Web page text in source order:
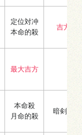
定位対冲
本命的殺
吉方
最大吉方
本命殺
月命的殺
暗剣殺